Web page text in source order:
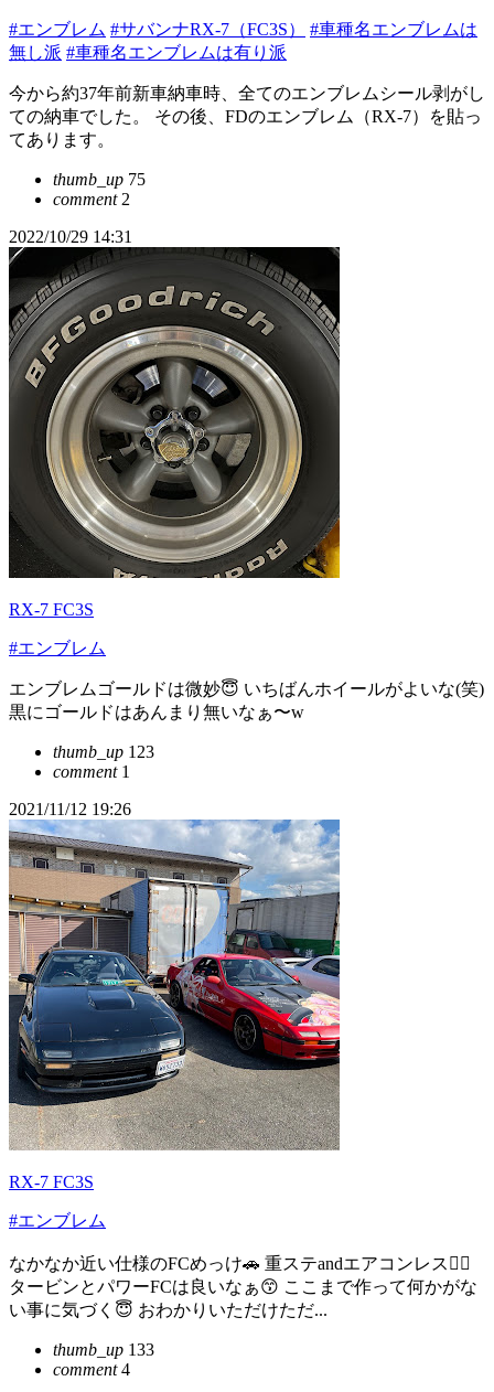
#エンブレム #サバンナRX-7（FC3S）
#車種名エンブレムは
無し派 #車種名エンブレムは有り派
今から約37年前新車納車時、全てのエンブレムシール剥がし
ての納車でした。 その後、FDのエンブレム（RX-7）を貼っ
てあります。
thumb_up 75
comment2
2022/10/29 14:31
RX-7 FC3S
#エンブレム
エンブレムゴールドは微妙😇 いちばんホイールがよいな(笑)
黒にゴールドはあんまり無いなぁ〜w
thumb_up 123
comment1
2021/11/12 19:26
RX-7 FC3S
#エンブレム
なかなか近い仕様のFCめっけ🚗 重ステandエアコンレス👌🏻
タービンとパワーFCは良いなぁ😙 ここまで作って何かがな
い事に気づく😇 おわかりいただけただ...
thumb_up 133
comment4